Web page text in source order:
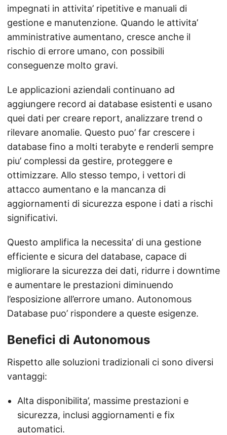
impegnati in attivita’ ripetitive e manuali di
gestione e manutenzione. Quando le attivita’
amministrative aumentano, cresce anche il
rischio di errore umano, con possibili
conseguenze molto gravi.
Le applicazioni aziendali continuano ad
aggiungere record ai database esistenti e usano
quei dati per creare report, analizzare trend o
rilevare anomalie. Questo puo’ far crescere i
database fino a molti terabyte e renderli sempre
piu’ complessi da gestire, proteggere e
ottimizzare. Allo stesso tempo, i vettori di
attacco aumentano e la mancanza di
aggiornamenti di sicurezza espone i dati a rischi
significativi.
Questo amplifica la necessita’ di una gestione
efficiente e sicura del database, capace di
migliorare la sicurezza dei dati, ridurre i downtime
e aumentare le prestazioni diminuendo
l’esposizione all’errore umano. Autonomous
Database puo’ rispondere a queste esigenze.
Benefici di Autonomous
Rispetto alle soluzioni tradizionali ci sono diversi
vantaggi:
Alta disponibilita’, massime prestazioni e
sicurezza, inclusi aggiornamenti e fix
automatici.